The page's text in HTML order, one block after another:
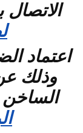
الاتصال
اعتماد
وذلك